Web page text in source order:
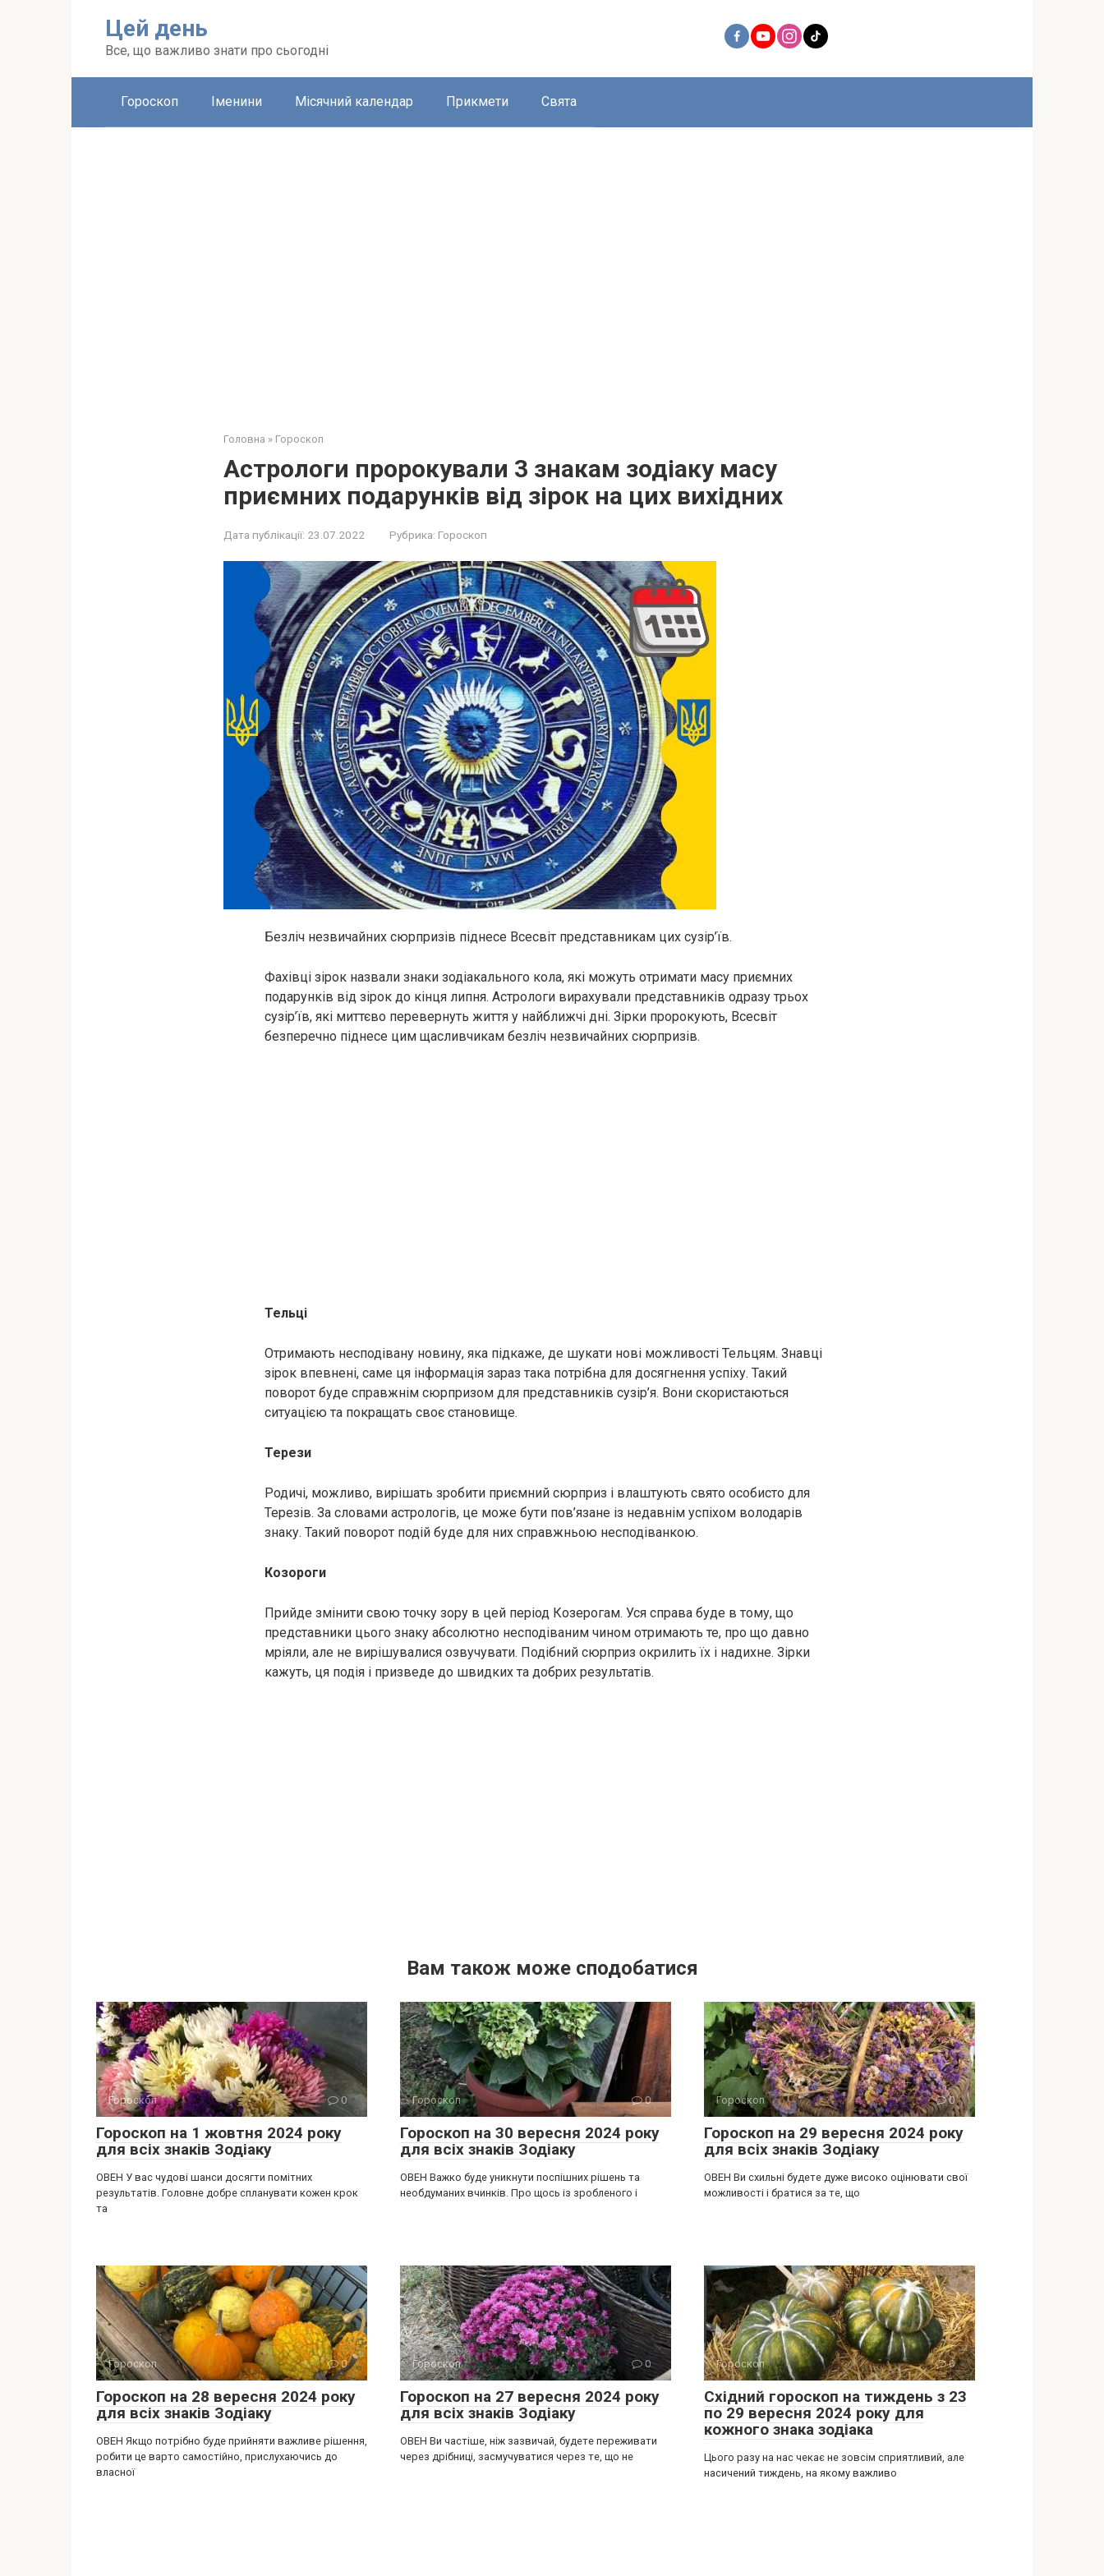
Цей день
Все, що важливо знати про сьогодні
Гороскоп Іменини Місячний календар Прикмети Свята
Головна » Гороскоп
Астрологи пророкували 3 знакам зодіаку масу
приємних подарунків від зірок на цих вихідних
Дата публікації: 23.07.2022 Рубрика: Гороскоп
Безліч незвичайних сюрпризів піднесе Всесвіт представникам цих сузір’їв.
Фахівці зірок назвали знаки зодіакального кола, які можуть отримати масу приємних
подарунків від зірок до кінця липня. Астрологи вирахували представників одразу трьох
сузір’їв, які миттєво перевернуть життя у найближчі дні. Зірки пророкують, Всесвіт
безперечно піднесе цим щасливчикам безліч незвичайних сюрпризів.
Тельці
Отримають несподівану новину, яка підкаже, де шукати нові можливості Тельцям. Знавці
зірок впевнені, саме ця інформація зараз така потрібна для досягнення успіху. Такий
поворот буде справжнім сюрпризом для представників сузір’я. Вони скористаються
ситуацією та покращать своє становище.
Терези
Родичі, можливо, вирішать зробити приємний сюрприз і влаштують свято особисто для
Терезів. За словами астрологів, це може бути пов’язане із недавнім успіхом володарів
знаку. Такий поворот подій буде для них справжньою несподіванкою.
Козороги
Прийде змінити свою точку зору в цей період Козерогам. Уся справа буде в тому, що
представники цього знаку абсолютно несподіваним чином отримають те, про що давно
мріяли, але не вирішувалися озвучувати. Подібний сюрприз окрилить їх і надихне. Зірки
кажуть, ця подія і призведе до швидких та добрих результатів.
Вам також може сподобатися
Гороскоп 0
Гороскоп на 1 жовтня 2024 року
для всіх знаків Зодіаку
ОВЕН У вас чудові шанси досягти помітних
результатів. Головне добре спланувати кожен крок
та
Гороскоп 0
Гороскоп на 30 вересня 2024 року
для всіх знаків Зодіаку
ОВЕН Важко буде уникнути поспішних рішень та
необдуманих вчинків. Про щось із зробленого і
Гороскоп 0
Гороскоп на 29 вересня 2024 року
для всіх знаків Зодіаку
ОВЕН Ви схильні будете дуже високо оцінювати свої
можливості і братися за те, що
Гороскоп 0
Гороскоп на 28 вересня 2024 року
для всіх знаків Зодіаку
ОВЕН Якщо потрібно буде прийняти важливе рішення,
робити це варто самостійно, прислухаючись до
власної
Гороскоп 0
Гороскоп на 27 вересня 2024 року
для всіх знаків Зодіаку
ОВЕН Ви частіше, ніж зазвичай, будете переживати
через дрібниці, засмучуватися через те, що не
Гороскоп 0
Східний гороскоп на тиждень з 23
по 29 вересня 2024 року для
кожного знака зодіака
Цього разу на нас чекає не зовсім сприятливий, але
насичений тиждень, на якому важливо